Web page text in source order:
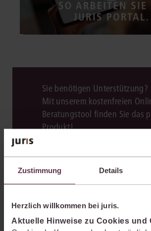
Zustimmung Details
Herzlich willkommen bei juris.
Aktuelle Hinweise zu Cookies und
Sie benötigen Unterstützung?
Mit unserem kostenfreien
Beratungstool finden Sie das
Produkt!
Zum Beratungstool